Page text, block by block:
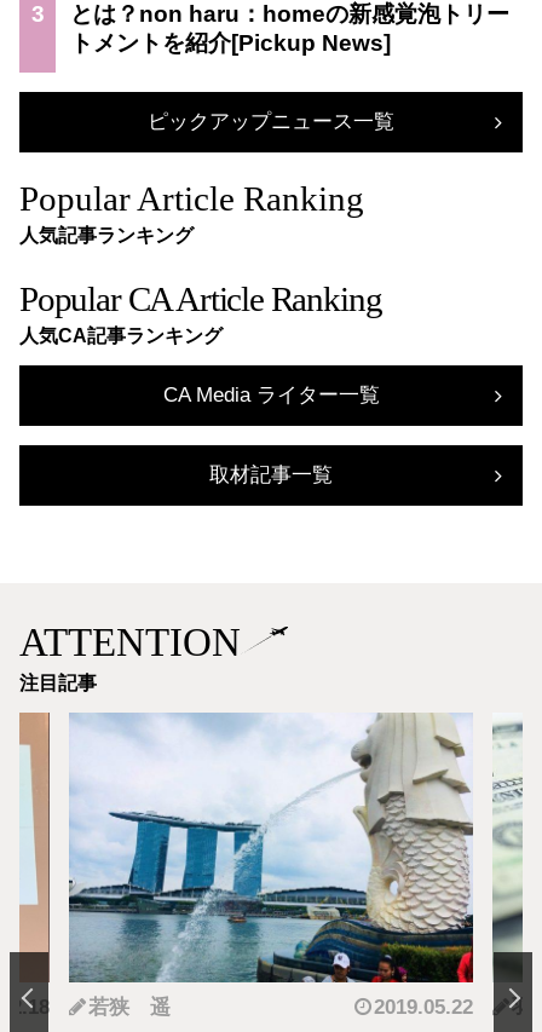
3
とは？non haru：homeの新感覚泡トリー
トメントを紹介
ピックアップニュース一覧
Popular Article Ranking
人気記事ランキング
Popular CA Article Ranking
人気CA記事ランキング
CA Media ライター一覧
取材記事一覧
ATTENTION
注目記事
羽蘭 2018.01.04 神